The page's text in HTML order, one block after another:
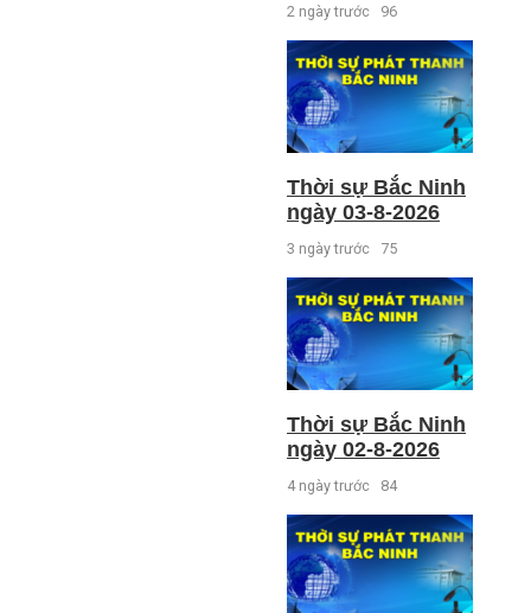
2 ngày trước 96
Thời sự Bắc Ninh
ngày 03-8-2026
3 ngày trước 75
Thời sự Bắc Ninh
ngày 02-8-2026
4 ngày trước 84